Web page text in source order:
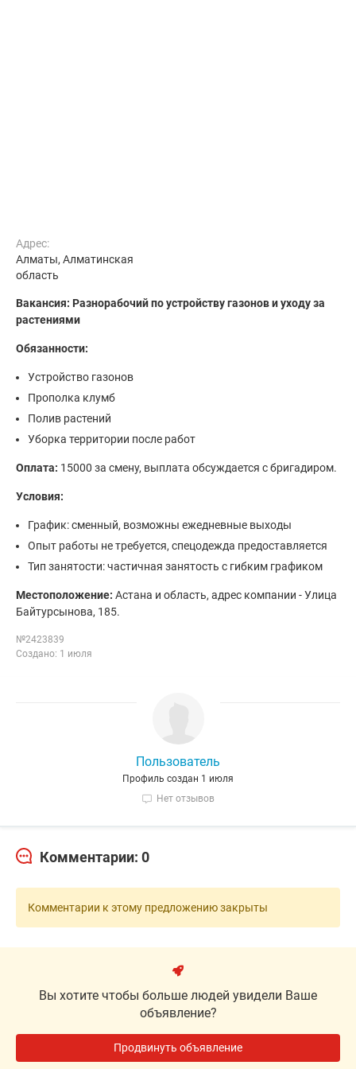
Адрес:
Алматы, Алматинская
область
Вакансия: Разнорабочий по устройству газонов и уходу за
растениями
Обязанности:
Устройство газонов
Прополка клумб
Полив растений
Уборка территории после работ
Оплата: 15000 за смену, выплата обсуждается с бригадиром.
Условия:
График: сменный, возможны ежедневные выходы
Опыт работы не требуется, спецодежда предоставляется
Тип занятости: частичная занятость с гибким графиком
Местоположение: Астана и область, адрес компании - Улица
Байтурсынова, 185.
№2423839
Создано: 1 июля
Пользователь
Профиль создан 1 июля
Нет отзывов
Комментарии: 0
Комментарии к этому предложению закрыты
Вы хотите чтобы больше людей увидели Ваше
объявление?
Продвинуть объявление